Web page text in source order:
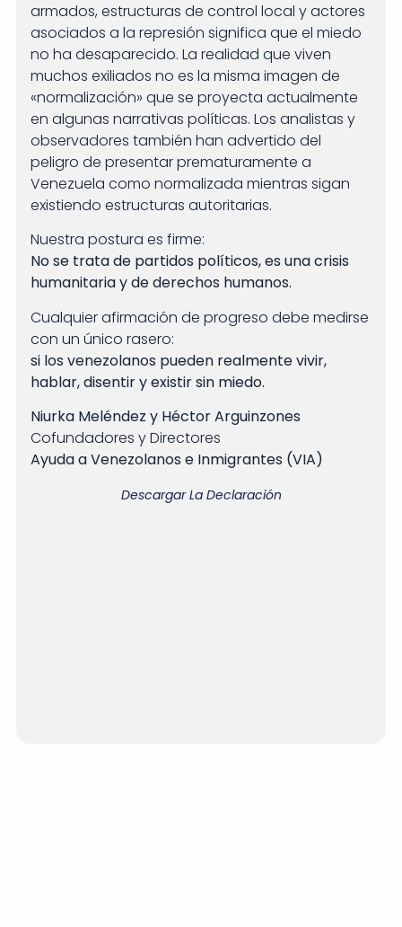
armados, estructuras de control local y actores
asociados a la represión significa que el miedo
no ha desaparecido. La realidad que viven
muchos exiliados no es la misma imagen de
«normalización» que se proyecta actualmente
en algunas narrativas políticas. Los analistas y
observadores también han advertido del
peligro de presentar prematuramente a
Venezuela como normalizada mientras sigan
existiendo estructuras autoritarias.
Nuestra postura es firme:
No se trata de partidos políticos, es una crisis
humanitaria y de derechos humanos.
Cualquier afirmación de progreso debe medirse
con un único rasero:
si los venezolanos pueden realmente vivir,
hablar, disentir y existir sin miedo.
Niurka Meléndez y Héctor Arguinzones
Cofundadores y Directores
Ayuda a Venezolanos e Inmigrantes (VIA)
Descargar La Declaración